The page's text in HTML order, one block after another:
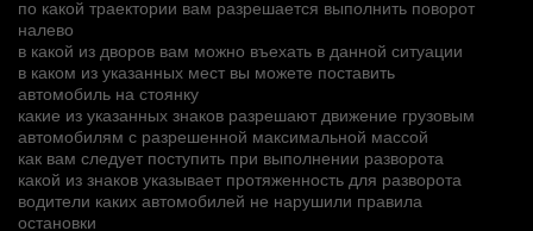
по какой траектории вам разрешается выполнить поворот
налево
в какой из дворов вам можно въехать в данной ситуации
в каком из указанных мест вы можете поставить
автомобиль на стоянку
какие из указанных знаков разрешают движение грузовым
автомобилям с разрешенной максимальной массой
как вам следует поступить при выполнении разворота
какой из знаков указывает протяженность для разворота
водители каких автомобилей не нарушили правила
остановки